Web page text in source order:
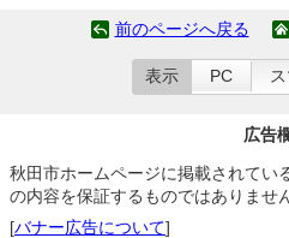
前のページへ戻る
表示 PC
広告
秋田市ホームページに掲載されてい
の内容を保証するものではありません
[バナー広告について]